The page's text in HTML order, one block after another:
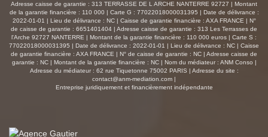
Adresse caisse de garantie : 313 TERRASSE DE L ARCHE NANTERRE 92727 | Montant
de la garantie financière : 110 000 | Carte G : 77022018000031395 | Date de délivrance :
2022-01-01 | Lieu de délivrance : NC | Caisse de garantie financière : AXA FRANCE | N°
de caisse de garantie : 6651401404 | Adresse caisse de garantie : 313 Les Terrasses de
l'Arche 92727 NANTERRE | Montant de la garantie financière : 110 000 euros | Carte S :
77022018000031395 | Date de délivrance : 2022-01-01 | Lieu de délivrance : NC | Caisse
de garantie financière : AXA FRANCE | N° de caisse de garantie : NC | Adresse caisse de
garantie : NC | Montant de la garantie financière : NC | Nom du médiateur : ANM Conso |
Adresse du médiateur : 62 rue Tiquetonne 75002 PARIS | Adresse du site :
contact@anm-mediation.com
Entreprise juridiquement et financièrement indépendante